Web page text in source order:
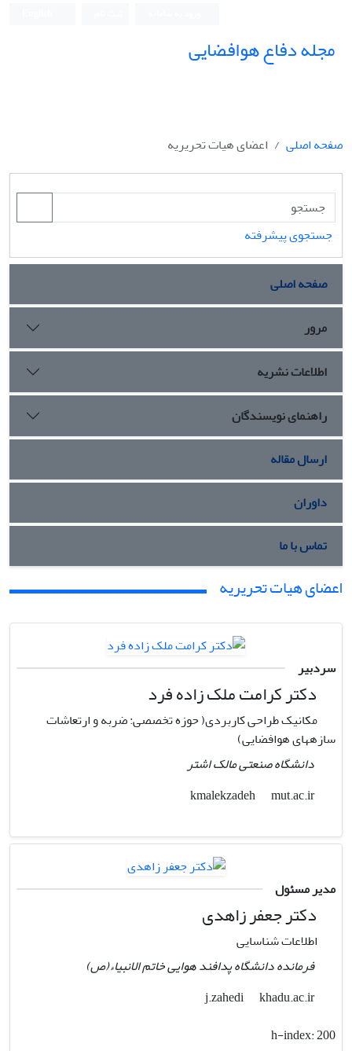
مجله دفاع هوافضایی
صفحه اصلی اعضای هیات تحریریه
جستجوی پیشرفته
صفحه اصلی
مرور
اطلاعات نشریه
راهنمای نویسندگان
ارسال مقاله
داوران
تماس با ما
اعضای هیات تحریریه
سردبیر
دکتر کرامت ملک زاده فرد
مکانیک طراحی کاربردی( حوزه تخصصی: ضربه و ارتعاشات
سازههای هوافضایی)
دانشگاه صنعتی مالک اشتر
kmalekzadeh
mut.ac.ir
مدیر مسئول
دکتر جعفر زاهدی
اطلاعات شناسایی
فرمانده دانشگاه پدافند هوایی خاتم الانبیاء(ص)
j.zahedi
khadu.ac.ir
h-index:200